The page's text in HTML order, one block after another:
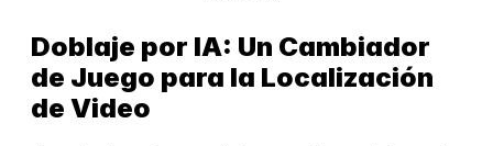
Doblaje por IA: Un Cambiador
de Juego para la Localización
de Video